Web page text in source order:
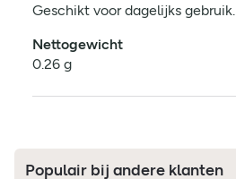
Geschikt voor dagelijks gebruik.
Nettogewicht
0.26 g
Populair bij andere klanten